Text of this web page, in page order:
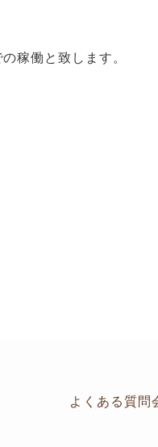
稼働と致します。
よくある質問